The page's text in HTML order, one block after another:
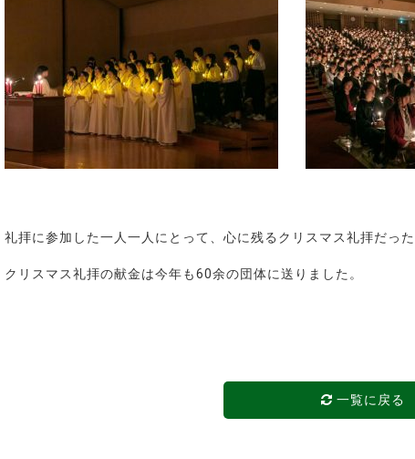
礼拝に参加した一人一人にとって、心に残るクリスマス礼拝だった
クリスマス礼拝の献金は今年も60余の団体に送りました。
一覧に戻る